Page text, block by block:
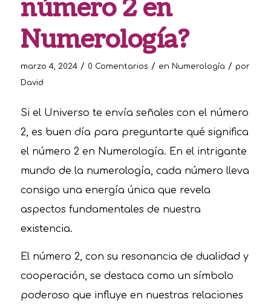
número 2 en
Numerología?
marzo 4, 2024 / 0 Comentarios / en Numerología / por
David
Si el Universo te envía señales con el número
2, es buen día para preguntarte qué significa
el número 2 en Numerología. En el intrigante
mundo de la numerología, cada número lleva
consigo una energía única que revela
aspectos fundamentales de nuestra
existencia.
El número 2, con su resonancia de dualidad y
cooperación, se destaca como un símbolo
poderoso que influye en nuestras relaciones